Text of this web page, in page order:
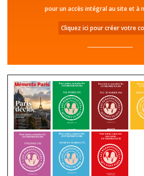
pour un accès intégral au site et à
Cliquez ici pour créer votre